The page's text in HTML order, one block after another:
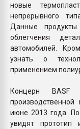
новые
непрерывного
Данные
облегчения
автомобилей.
узнать о
применением
Концерн BASF
июне 2013 года.
увидят прототип